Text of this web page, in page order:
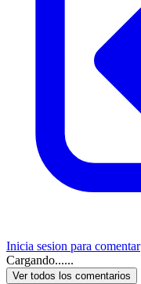
Inicia sesion para comentar
Cargando......
Ver todos los comentarios